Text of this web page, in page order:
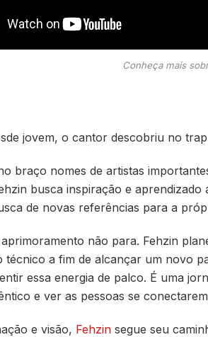
Conheça mais
jovem, o cantor descobriu no
braço nomes de artistas
busca inspiração e aprendizado
de novas referências para a
não para. Fehzin
técnico a fim de alcançar um novo
essa energia de palco. É uma
e ver as pessoas se
e visão, Fehzin segue seu